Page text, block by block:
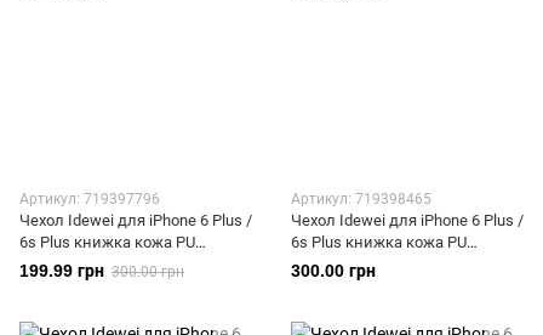
Артикул: 719397796
Чехол Idewei для iPhone 6 Plus /
6s Plus книжка кожа PU
черный
199.99 грн 300.00 грн
Артикул: 719398465
Чехол Idewei для iPhone 6 Plus /
6s Plus книжка кожа PU
голубой
300.00 грн